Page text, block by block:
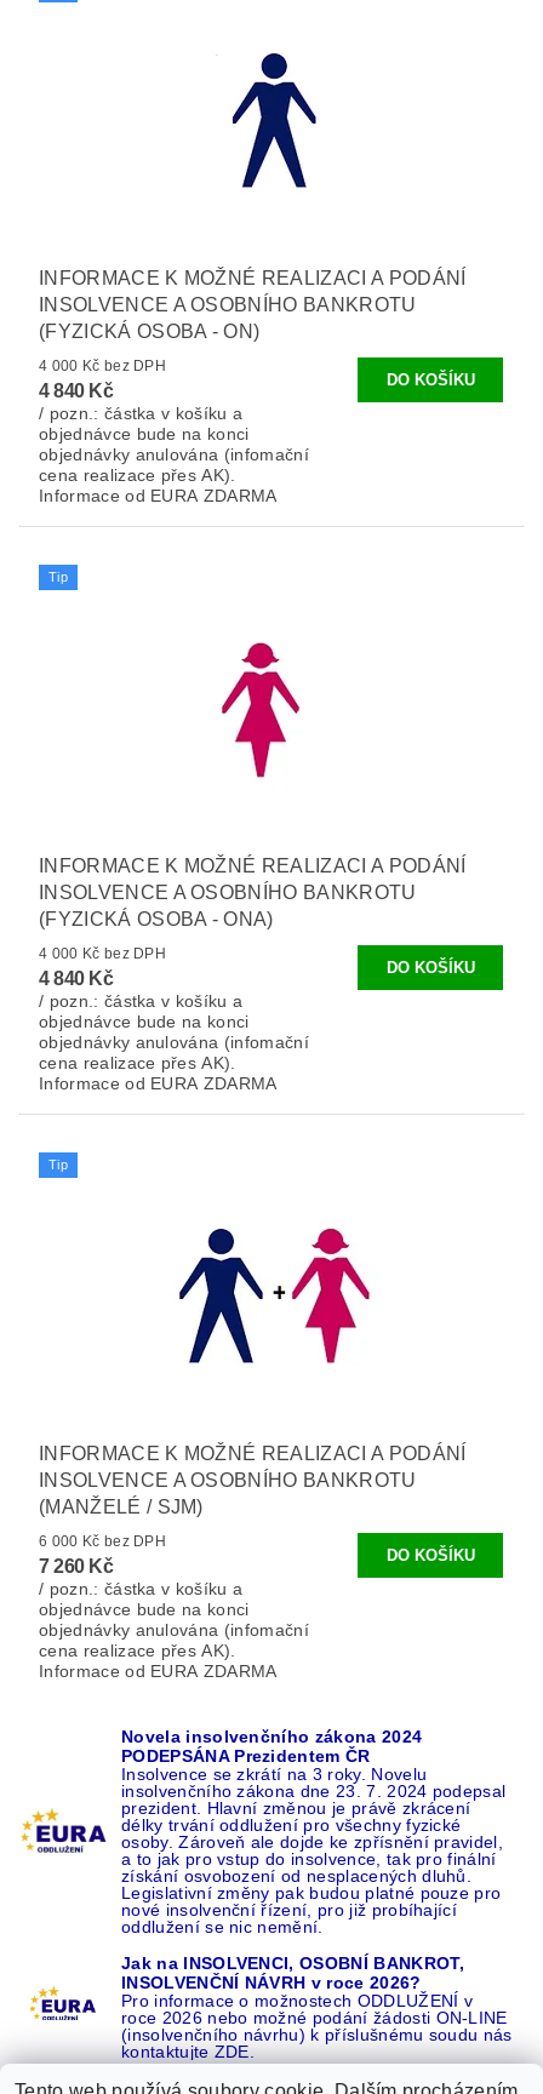
INFORMACE K MOŽNÉ REALIZACI A PODÁNÍ
INSOLVENCE A OSOBNÍHO BANKROTU
(FYZICKÁ OSOBA - ON)
4 000 Kč bez DPH
4 840 Kč
/ pozn.: částka v košíku a
objednávce bude na konci
objednávky anulována (infomační
cena realizace přes AK).
Informace od EURA ZDARMA
Tip
INFORMACE K MOŽNÉ REALIZACI A PODÁNÍ
INSOLVENCE A OSOBNÍHO BANKROTU
(FYZICKÁ OSOBA - ONA)
4 000 Kč bez DPH
4 840 Kč
/ pozn.: částka v košíku a
objednávce bude na konci
objednávky anulována (infomační
cena realizace přes AK).
Informace od EURA ZDARMA
Tip
INFORMACE K MOŽNÉ REALIZACI A PODÁNÍ
INSOLVENCE A OSOBNÍHO BANKROTU
(MANŽELÉ / SJM)
6 000 Kč bez DPH
7 260 Kč
/ pozn.: částka v košíku a
objednávce bude na konci
objednávky anulována (infomační
cena realizace přes AK).
Informace od EURA ZDARMA
Novela insolvenčního zákona 2024
PODEPSÁNA Prezidentem ČR
Insolvence se zkrátí na 3 roky. Novelu
insolvenčního zákona dne 23. 7. 2024 podepsal
prezident. Hlavní změnou je právě zkrácení
délky trvání oddlužení pro všechny fyzické
osoby. Zároveň ale dojde ke zpřísnění pravidel,
a to jak pro vstup do insolvence, tak pro finální
získání osvobození od nesplacených dluhů.
Legislativní změny pak budou platné pouze pro
nové insolvenční řízení, pro již probíhající
oddlužení se nic nemění.
Jak na INSOLVENCI, OSOBNÍ BANKROT,
INSOLVENČNÍ NÁVRH v roce 2026?
Pro informace o možnostech ODDLUŽENÍ v
roce 2026 nebo možné podání žádosti ON-LINE
(insolvenčního návrhu) k příslušnému soudu nás
kontaktujte ZDE.